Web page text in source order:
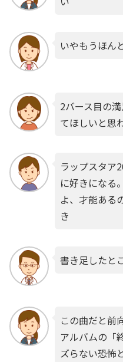
いやもうほん
2バース目の
てほしいと思
ラップスタア
に好きになる
よ、才能ある
き
書き足したと
この曲だと前
アルバムの「
ズらない恐怖